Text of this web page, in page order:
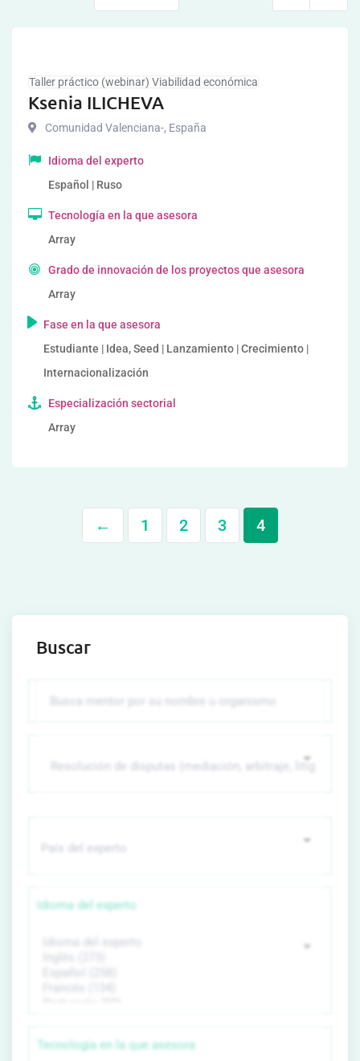
Taller práctico (webinar) Viabilidad económica
Ksenia ILICHEVA
Comunidad Valenciana-, España
Idioma del experto
Español | Ruso
Tecnología en la que asesora
Array
Grado de innovación de los proyectos que asesora
Array
Fase en la que asesora
Estudiante | Idea, Seed | Lanzamiento | Crecimiento |
Internacionalización
Especialización sectorial
Array
← 1 2 3 4
Buscar
Idioma del experto
Tecnología en la que asesora